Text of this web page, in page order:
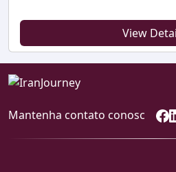
View
Mantenha contato conosc